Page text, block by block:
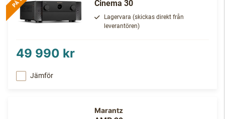
Cinema 30
Lagervara (skickas direkt från
leverantören)
49 990 kr
Jämför
Marantz